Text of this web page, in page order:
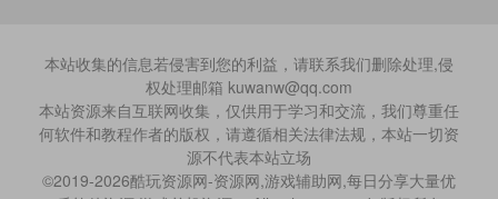
本站收集的信息若侵害到您的利益，请联系我们删除处理,侵
权处理邮箱 kuwanw@qq.com
本站资源来自互联网收集，仅供用于学习和交流，我们尊重任
何软件和教程作者的版权，请遵循相关法律法规，本站一切资
源不代表本站立场
©2019-2026酷玩资源网-资源网,游戏辅助网,每日分享大量优